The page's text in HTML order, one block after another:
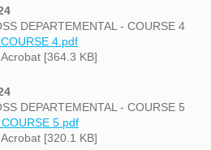
DEPARTEMENTAL - COURSE 4
4.pdf
[364.3 KB]
DEPARTEMENTAL - COURSE 5
5.pdf
[320.1 KB]